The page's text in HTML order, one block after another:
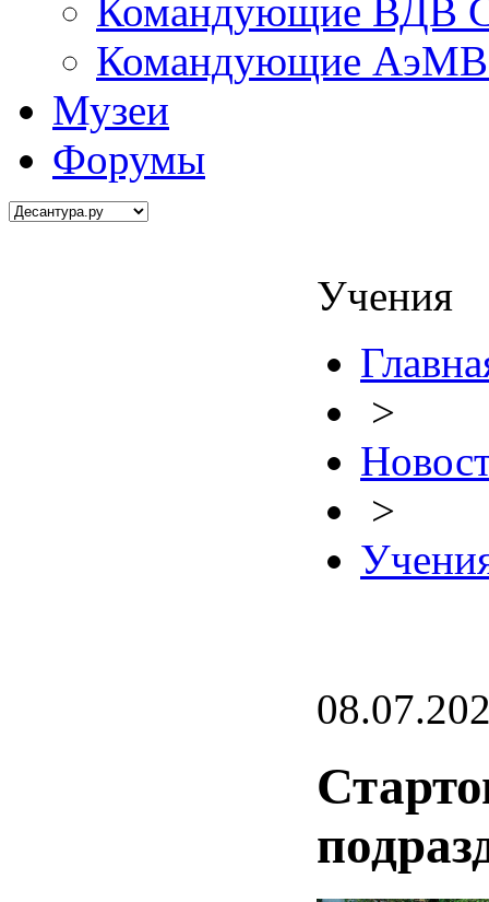
Командующие ВДВ
Командующие АэМВ
Музеи
Форумы
Учения
>
>